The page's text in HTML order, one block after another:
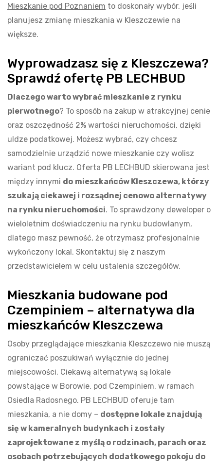
Mieszkanie pod Poznaniem to doskonały wybór, jeśli
planujesz zmianę mieszkania w Kleszczewie na
większe.
Wyprowadzasz się z Kleszczewa?
Sprawdź ofertę PB LECHBUD
Dlaczego warto wybrać mieszkanie z rynku
pierwotnego? To sposób na zakup w atrakcyjnej cenie
oraz oszczędność 2% wartości nieruchomości, dzięki
uldze podatkowej. Możesz wybrać, czy chcesz
samodzielnie urządzić nowe mieszkanie czy wolisz
wariant pod klucz. Oferta PB LECHBUD skierowana jest
między innymi do mieszkańców Kleszczewa, którzy
szukają ciekawej i rozsądnej cenowo alternatywy
na rynku nieruchomości. To sprawdzony deweloper o
wieloletnim doświadczeniu na rynku budowlanym,
dlatego masz pewność, że otrzymasz profesjonalnie
wykończony lokal. Skontaktuj się z naszym
przedstawicielem w celu ustalenia szczegółów.
Mieszkania budowane pod
Czempiniem – alternatywa dla
mieszkańców Kleszczewa
Osoby przeglądające mieszkania Kleszczewo nie muszą
ograniczać poszukiwań wyłącznie do jednej
miejscowości. Ciekawą alternatywą są lokale
powstające w Borowie, pod Czempiniem, w ramach
Osiedla Radosnego. PB LECHBUD oferuje tam
mieszkania, a nie domy – dostępne lokale znajdują
się w kameralnych budynkach i zostały
zaprojektowane z myślą o rodzinach, parach oraz
osobach potrzebujących dodatkowego pokoju do